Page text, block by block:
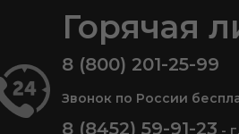
Горячая
8 (800) 201-25-99
Звонок по России
8 (8452) 59-91-23 -